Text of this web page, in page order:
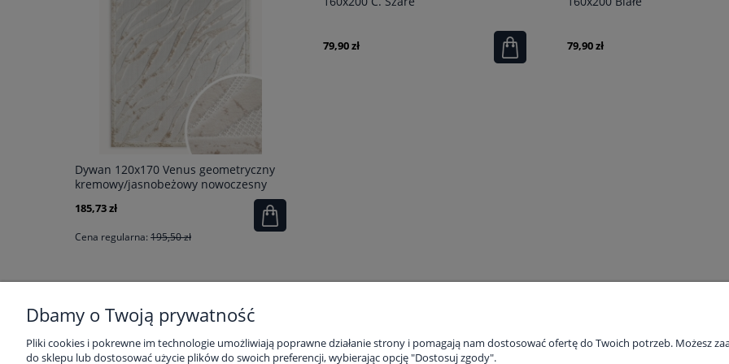
Dywan 120x170 Venus geometryczny
kremowy/jasnobeżowy nowoczesny
185,73 zł
Cena regularna: 195,50 zł
79,90 zł 79,90 zł
POMOC
Dbamy o Twoją prywatność
Pliki cookies i pokrewne im technologie umożliwiają poprawne działanie strony i pomagają nam dostosować ofertę do Twoich potrzeb. Możesz
do sklepu lub dostosować użycie plików do swoich preferencji, wybierając opcję "Dostosuj zgody".